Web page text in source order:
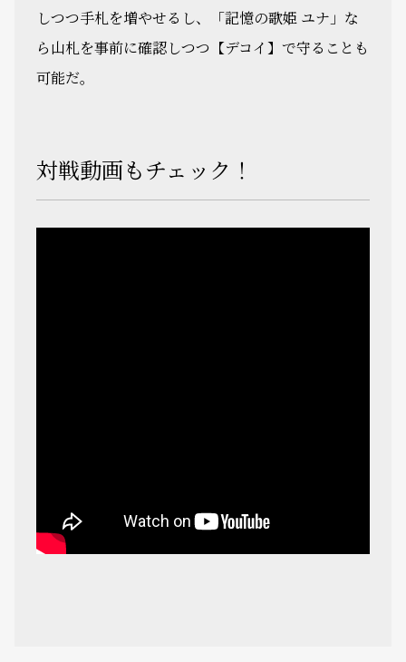
しつつ手札を増やせるし、「記憶の歌姫 ユナ」な
ら山札を事前に確認しつつ【デコイ】で守ることも
可能だ。
対戦動画もチェック！